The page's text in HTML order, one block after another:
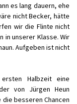
es lang dauern, ehe
nicht Becker, hätte
wir die Flinte nicht
in unserer Klasse. Wir
Aufgeben ist nicht
Halbzeit eine
von Jürgen Heun
besseren Chancen